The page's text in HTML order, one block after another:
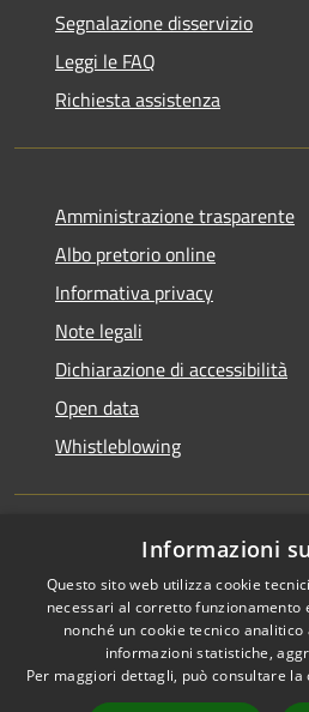
Segnalazione disservizio
Leggi le FAQ
Richiesta assistenza
Amministrazione trasparente
Albo pretorio online
Informativa privacy
Note legali
Dichiarazione di accessibilità
Open data
Whistleblowing
Accessibilità
Privacy
Mappa del sito
Informazioni
Questo sito web utilizza cookie
necessari al corretto funzionamento
nonché un cookie tecnico
informazioni statistiche,
Per maggiori dettagli, può consultare la